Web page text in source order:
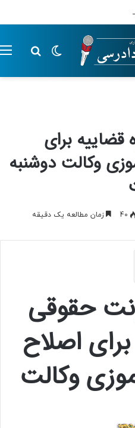
تا پایان تابستان 1405
تغییر پوسته
برای
وکالت دوشنبه
40 زمان مطالعه یک دقیقه
حقوقی
اصلاح
وکالت